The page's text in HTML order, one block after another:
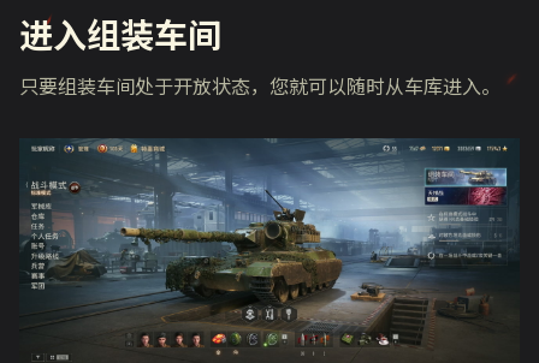
进入组装车间
只要组装车间处于开放状态，您就可以随时从车库进入。